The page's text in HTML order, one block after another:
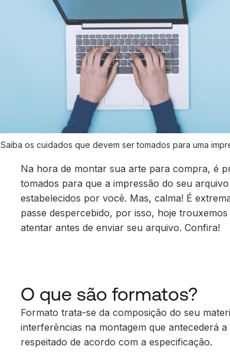
Saiba os cuidados que devem ser tomados para uma
Na hora de montar sua arte para compra, é
tomados para que a impressão do seu
estabelecidos por você. Mas, calma! É
passe despercebido, por isso, hoje trouxemos
atentar antes de enviar seu arquivo. Confira!
O que são formatos?
Formato trata-se da composição do seu
interferências na montagem que antecederá
respeitado de acordo com a especificação.